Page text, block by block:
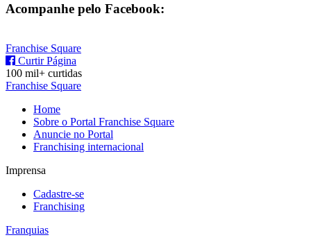
Acompanhe pelo Facebook:
Franchise Square
Curtir Página
100 mil+ curtidas
Franchise Square
Home
Sobre o Portal Franchise Square
Anuncie no Portal
Franchising internacional
Imprensa
Cadastre-se
Franchising
Franquias